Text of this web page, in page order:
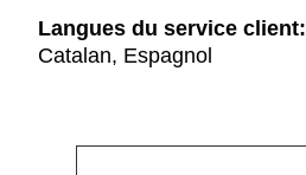
Langues du service client:
Catalan, Espagnol